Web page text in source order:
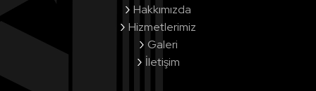
Hakkımızda
Hizmetlerimiz
Galeri
İletişim